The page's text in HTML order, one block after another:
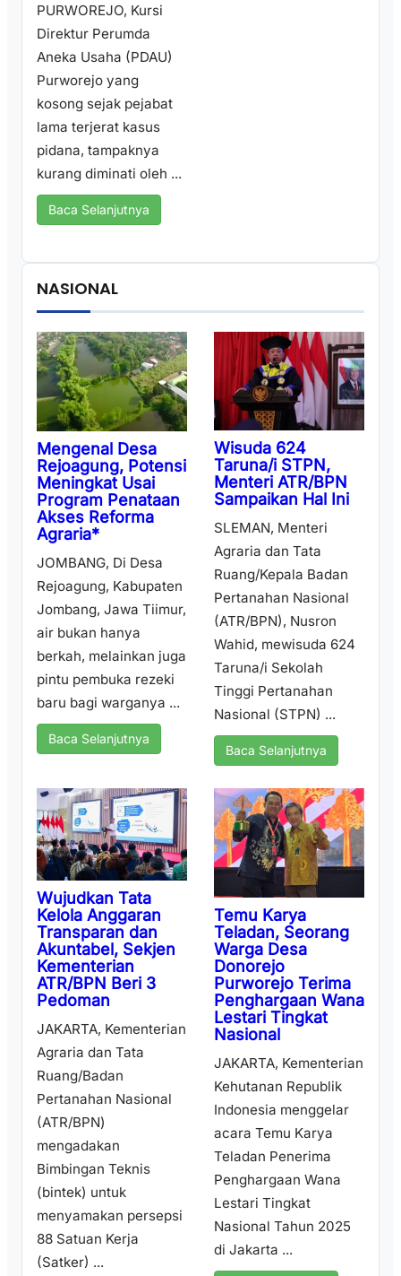
PURWOREJO, Kursi
Direktur Perumda
Aneka Usaha (PDAU)
Purworejo yang
kosong sejak pejabat
lama terjerat kasus
pidana, tampaknya
kurang diminati oleh ...
Baca Selanjutnya
NASIONAL
Mengenal Desa
Rejoagung, Potensi
Meningkat Usai
Program Penataan
Akses Reforma
Agraria*
JOMBANG, Di Desa
Rejoagung, Kabupaten
Jombang, Jawa Tiimur,
air bukan hanya
berkah, melainkan juga
pintu pembuka rezeki
baru bagi warganya ...
Baca Selanjutnya
Wisuda 624
Taruna/i STPN,
Menteri ATR/BPN
Sampaikan Hal Ini
SLEMAN, Menteri
Agraria dan Tata
Ruang/Kepala Badan
Pertanahan Nasional
(ATR/BPN), Nusron
Wahid, mewisuda 624
Taruna/i Sekolah
Tinggi Pertanahan
Nasional (STPN) ...
Baca Selanjutnya
Wujudkan Tata
Kelola Anggaran
Transparan dan
Akuntabel, Sekjen
Kementerian
ATR/BPN Beri 3
Pedoman
JAKARTA, Kementerian
Agraria dan Tata
Ruang/Badan
Pertanahan Nasional
(ATR/BPN)
mengadakan
Bimbingan Teknis
(bintek) untuk
menyamakan persepsi
88 Satuan Kerja
(Satker) ...
Temu Karya
Teladan, Seorang
Warga Desa
Donorejo
Purworejo Terima
Penghargaan Wana
Lestari Tingkat
Nasional
JAKARTA, Kementerian
Kehutanan Republik
Indonesia menggelar
acara Temu Karya
Teladan Penerima
Penghargaan Wana
Lestari Tingkat
Nasional Tahun 2025
di Jakarta ...